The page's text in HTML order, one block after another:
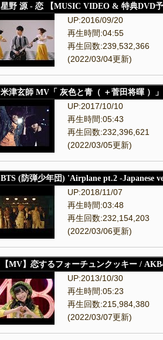
星野 源 - 恋 【MUSIC VIDEO & 特典DVD
UP:2016/09/20
再生時間:04:55
再生回数:239,532,366
(2022/03/04更新)
米津玄師 MV「 灰色と青（ ＋菅田将暉 ）」
UP:2017/10/10
再生時間:05:43
再生回数:232,396,621
(2022/03/05更新)
BTS (防弾少年団) 'Airplane pt.2 -Japanese
UP:2018/11/07
再生時間:03:48
再生回数:232,154,203
(2022/03/06更新)
【MV】恋するフォーチュンクッキー /
UP:2013/10/30
再生時間:05:23
再生回数:215,984,380
(2022/03/07更新)